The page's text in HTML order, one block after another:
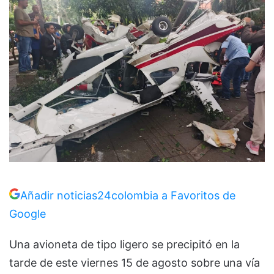
Añadir noticias24colombia a Favoritos de
Google
Una avioneta de tipo ligero se precipitó en la
tarde de este viernes 15 de agosto sobre una vía